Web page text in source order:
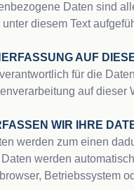
Daten sind
unter diesem Text
AUF
für die
auf dieser
WIR IHRE
werden zum einen
werden
Betriebssystem